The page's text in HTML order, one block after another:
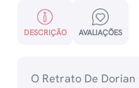
DESCRIÇÃO AVALIAÇÕES
O Retrato De